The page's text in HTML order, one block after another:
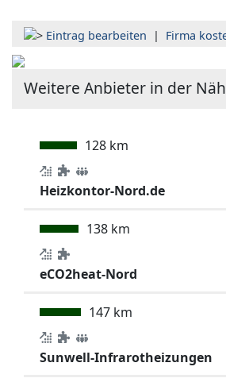
Eintrag bearbeiten | Firma
Weitere Anbieter in der
128 km
Heizkontor-Nord.de
138 km
eCO2heat-Nord
147 km
Sunwell-Infrarotheizungen